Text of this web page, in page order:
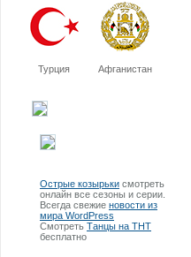
Турция Афганистан
Острые козырьки смотреть
онлайн все сезоны и серии.
Всегда свежие новости из
мира WordPress
Смотреть Танцы на ТНТ
бесплатно